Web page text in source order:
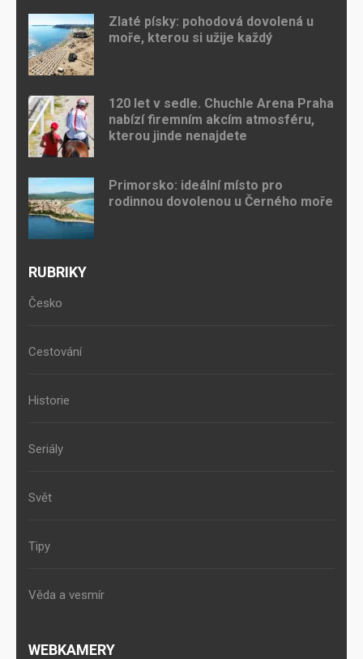
Zlaté písky: pohodová dovolená u
moře, kterou si užije každý
120 let v sedle. Chuchle Arena Praha
nabízí firemním akcím atmosféru,
kterou jinde nenajdete
Primorsko: ideální místo pro
rodinnou dovolenou u Černého moře
RUBRIKY
Česko
Cestování
Historie
Seriály
Svět
Tipy
Věda a vesmír
WEBKAMERY